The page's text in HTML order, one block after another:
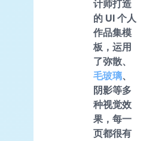
计师打造
的 UI 个人
作品集模
板，运用
了弥散、
毛玻璃、
阴影等多
种视觉效
果，每一
页都很有